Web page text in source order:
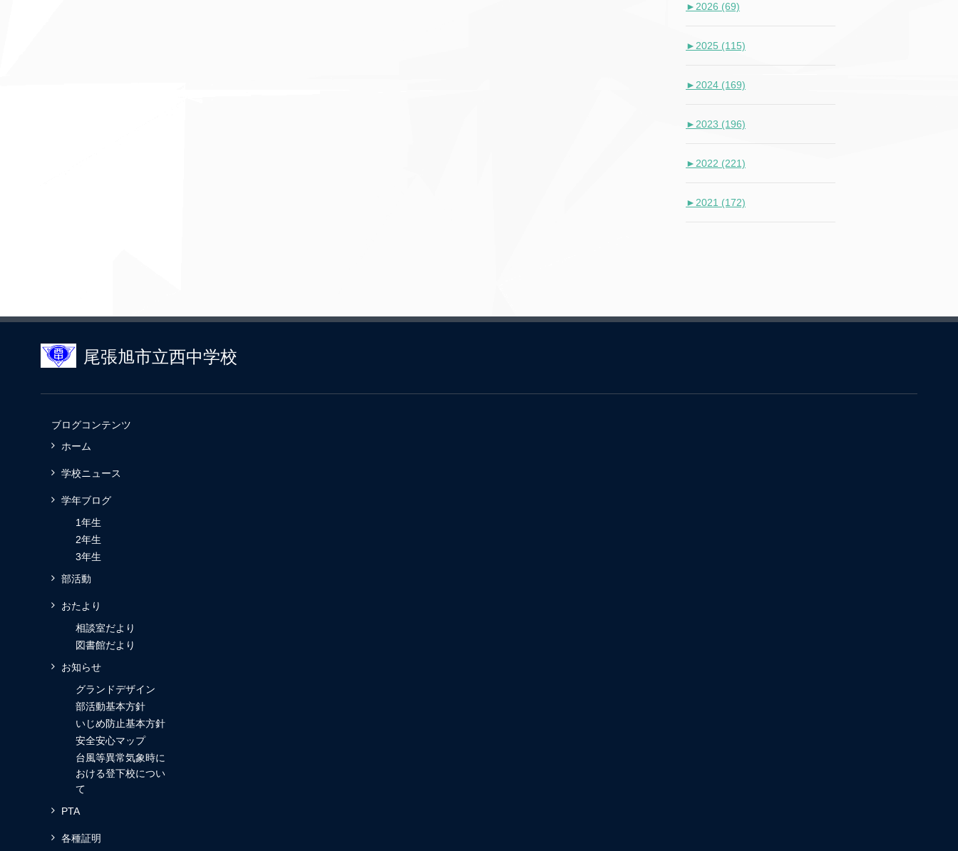
► 2026 (69)
► 2025 (115)
► 2024 (169)
► 2023 (196)
► 2022 (221)
► 2021 (172)
尾張旭市立西中学校
ブログコンテンツ
ホーム
学校ニュース
学年ブログ
1年生
2年生
3年生
部活動
おたより
相談室だより
図書館だより
お知らせ
グランドデザイン
部活動基本方針
いじめ防止基本方針
安全安心マップ
台風等異常気象時に
おける登下校につい
て
PTA
各種証明